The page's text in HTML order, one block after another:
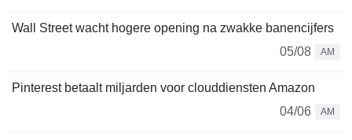
Wall Street wacht hogere opening na zwakke banencijfers
05/08
AM
Pinterest betaalt miljarden voor clouddiensten Amazon
04/06
AM